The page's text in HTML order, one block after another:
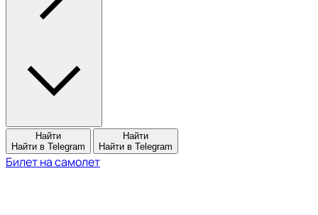
Найти
Найти в Telegram
Найти
Найти в Telegram
Билет на самолет